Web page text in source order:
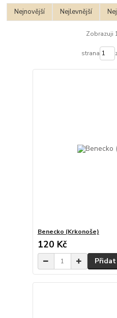
Nejnovější Nejlevnější
Zobrazuji
strana
Benecko (Krkonoše)
120 Kč